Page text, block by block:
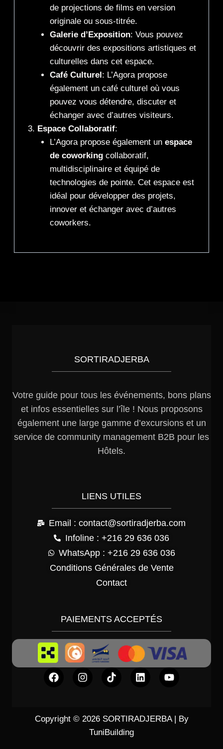
de projections de films en version
originale ou sous-titrée.
Galerie d’Exposition: Vous pouvez
découvrir des expositions artistiques et
culturelles dans cet espace.
Café Culturel : L’Agora propose
également un café culturel où vous
pouvez vous détendre, discuter et
échanger avec d’autres visiteurs.
Espace Collaboratif:
L’Agora propose également un espace
de coworking collaboratif,
multidisciplinaire et équipé de
technologies de pointe. Cet espace est
idéal pour développer des projets,
innover et échanger avec d’autres
coworkers.
SORTIRADJERBA
Votre guide pour tous les événements, bons plans
et infos essentielles sur l’île ! Nous proposons
également une large gamme d’excursions et un
service de community management B2B pour les
Hôtels.
LIENS UTILES
Email : contact@sortiradjerba.com
Infoline : +216 29 636 036
WhatsApp : +216 29 636 036
Conditions Générales de Vente
Contact
PAIEMENTS ACCEPTÉS
Copyright © 2026 SORTIRADJERBA | By
TuniBuilding